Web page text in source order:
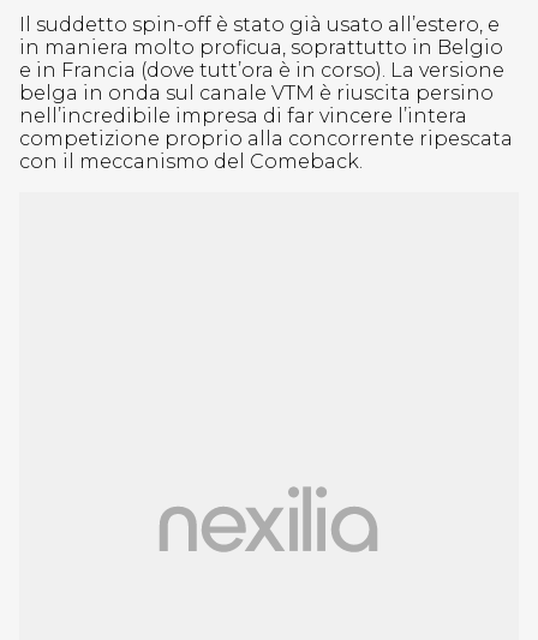
Il suddetto spin-off è stato già usato all’estero, e
in maniera molto proficua, soprattutto in Belgio
e in Francia (dove tutt’ora è in corso). La versione
belga in onda sul canale VTM è riuscita persino
nell’incredibile impresa di far vincere l’intera
competizione proprio alla concorrente ripescata
con il meccanismo del Comeback.